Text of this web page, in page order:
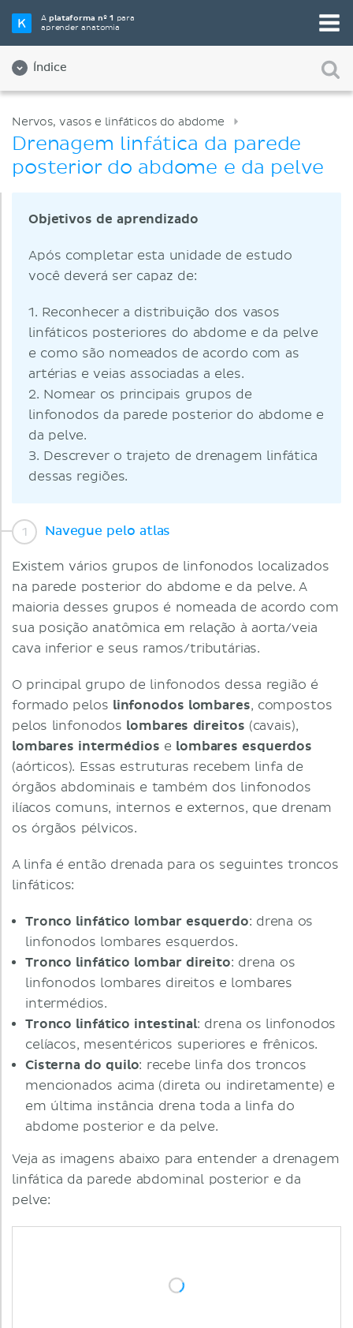
Aplataforma nº 1 para
aprender anatomia
Índice
Nervos, vasos e linfáticos do abdome
Drenagem linfática da parede
posterior do abdome e da pelve
Objetivos de aprendizado
Após completar esta unidade de estudo
você deverá ser capaz de:
1. Reconhecer a distribuição dos vasos
linfáticos posteriores do abdome e da pelve
e como são nomeados de acordo com as
artérias e veias associadas a eles.
2. Nomear os principais grupos de
linfonodos da parede posterior do abdome e
da pelve.
3. Descrever o trajeto de drenagem linfática
dessas regiões.
Navegue pelo atlas
Existem vários grupos de linfonodos localizados
na parede posterior do abdome e da pelve. A
maioria desses grupos é nomeada de acordo com
sua posição anatômica em relação à aorta/veia
cava inferior e seus ramos/tributárias.
O principal grupo de linfonodos dessa região é
formado pelos linfonodos lombares, compostos
pelos linfonodos lombares direitos (cavais),
lombares intermédios e lombares esquerdos
(aórticos). Essas estruturas recebem linfa de
órgãos abdominais e também dos linfonodos
ilíacos comuns, internos e externos, que drenam
os órgãos pélvicos.
A linfa é então drenada para os seguintes troncos
linfáticos:
Tronco linfático lombar esquerdo: drena os
linfonodos lombares esquerdos.
Tronco linfático lombar direito: drena os
linfonodos lombares direitos e lombares
intermédios.
Tronco linfático intestinal: drena os linfonodos
celíacos, mesentéricos superiores e frênicos.
Cisterna do quilo: recebe linfa dos troncos
mencionados acima (direta ou indiretamente) e
em última instância drena toda a linfa do
abdome posterior e da pelve.
Veja as imagens abaixo para entender a drenagem
linfática da parede abdominal posterior e da
pelve: